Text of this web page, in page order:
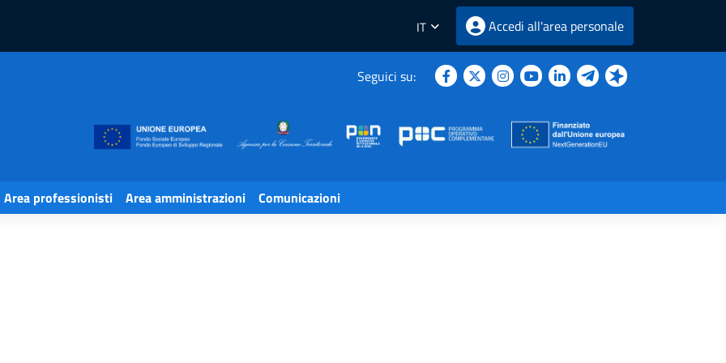
IT Accedi all'area personale
Seguici su:
Area professionisti Area amministrazioni Comunicazioni